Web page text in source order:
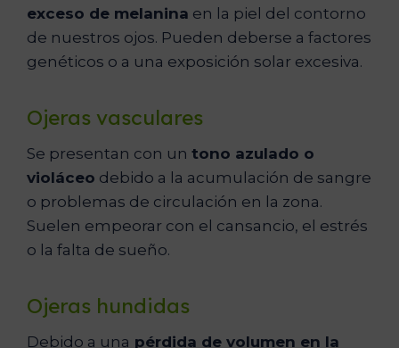
exceso de melanina en la piel del contorno
de nuestros ojos. Pueden deberse a factores
genéticos o a una exposición solar excesiva.
Ojeras vasculares
Se presentan con un tono azulado o
violáceo debido a la acumulación de sangre
o problemas de circulación en la zona.
Suelen empeorar con el cansancio, el estrés
o la falta de sueño.
Ojeras hundidas
Debido a una pérdida de volumen en la